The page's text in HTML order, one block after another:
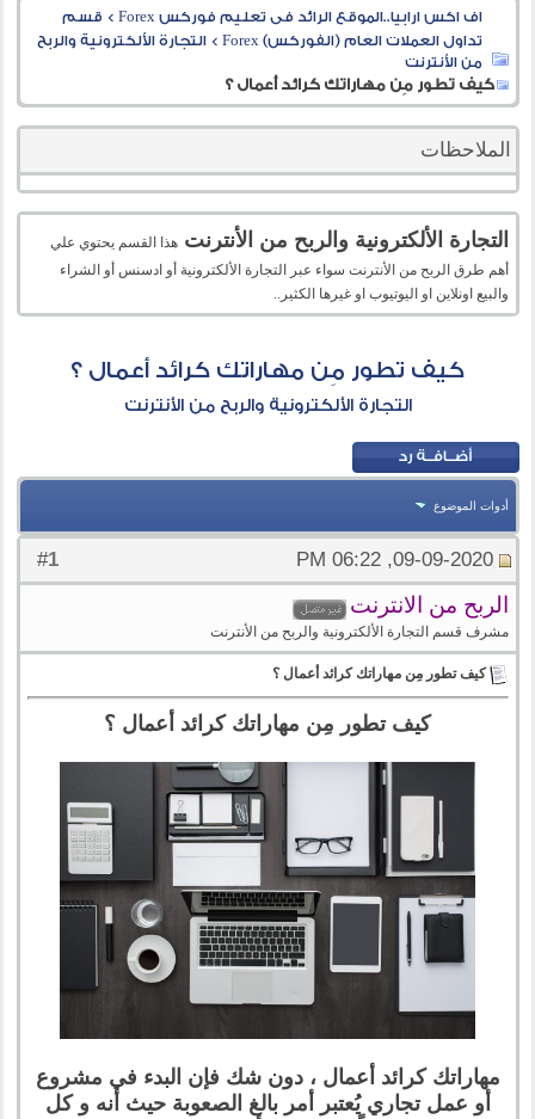
اف اكس ارابيا..الموقع الرائد فى تعليم فوركس Forex > قسم
تداول العملات العام (الفوركس) Forex
>التجارة الألكترونية والربح
من الأنترنت
كيف تطور مِن مهاراتك كرائد أعمال ؟
الملاحظات
التجارة الألكترونية والربح من الأنترنت هذا القسم يحتوي علي
أهم طرق الربح من الأنترنت سواء عبر التجارة الألكترونية أو ادسنس أو الشراء
والبيع اونلاين او اليوتيوب او غيرها الكثير..
كيف تطور مِن مهاراتك كرائد أعمال ؟
التجارة الألكترونية والربح من الأنترنت
أدوات الموضوع
#
1 09-09-2020, 06:22 PM
الربح من الانترنت
مشرف قسم التجارة الألكترونية والربح من الأنترنت
كيف تطور مِن مهاراتك كرائد أعمال ؟
كيف تطور مِن مهاراتك كرائد أعمال ؟
مهاراتك كرائد أعمال ، دون شك فإن البدء في مشروع
أو عمل تجاري يُعتبر أمر بالغ الصعوبة حيث أنه و كل